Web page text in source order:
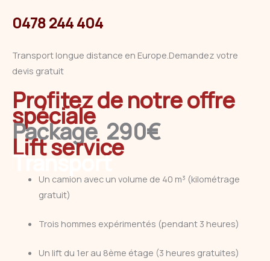
0478 244 404
Transport longue distance en Europe.Demandez votre
devis gratuit
Profitez de notre offre
spéciale
Package 290€
Lift service
Transport
Un camion avec un volume de 40 m³ (kilométrage
gratuit)
Trois hommes expérimentés (pendant 3 heures)
Un lift du 1er au 8ème étage (3 heures gratuites)